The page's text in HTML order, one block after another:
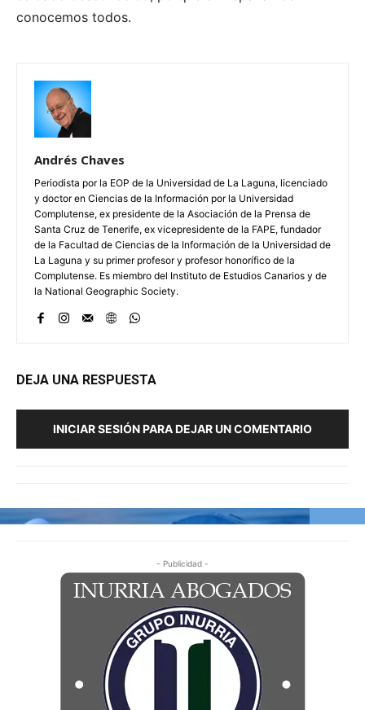
conocemos todos.
Andrés Chaves
Periodista por la EOP de la Universidad de La Laguna, licenciado
y doctor en Ciencias de la Información por la Universidad
Complutense, ex presidente de la Asociación de la Prensa de
Santa Cruz de Tenerife, ex vicepresidente de la FAPE, fundador
de la Facultad de Ciencias de la Información de la Universidad de
La Laguna y su primer profesor y profesor honorífico de la
Complutense. Es miembro del Instituto de Estudios Canarios y de
la National Geographic Society.
DEJA UNA RESPUESTA
INICIAR SESIÓN PARA DEJAR UN COMENTARIO
- Publicidad -